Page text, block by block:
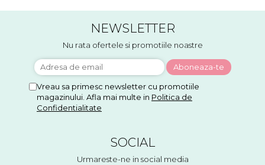
NEWSLETTER
Nu rata ofertele si promotiile noastre
Vreau sa primesc newsletter cu promotiile
magazinului. Afla mai multe in Politica de
Confidentialitate
SOCIAL
Urmareste-ne in social media